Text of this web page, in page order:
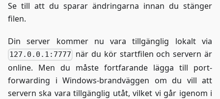
Se till att du sparar ändringarna innan du stänger
filen.
Din server kommer nu vara tillgänglig lokalt via
127.0.0.1:7777
när du kör startfilen och servern är
online. Men du måste fortfarande lägga till port-
forwarding i Windows-brandväggen om du vill att
servern ska vara tillgänglig utåt, vilket vi går igenom i